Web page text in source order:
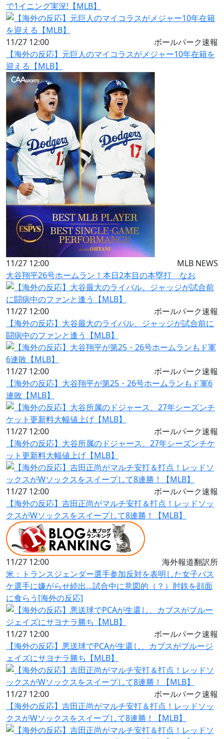
で1イニング実況!【MLB】
11/27 12:00
ボールパーク速報
【海外の反応】元巨人のマイコラスがメジャー10年在籍を
迎える【MLB】
11/27 12:00
MLB NEWS
大谷翔平26号ホームラン！本日2本目の本塁打 なお
11/27 12:00
ボールパーク速報
【海外の反応】大谷最大のライバル、ジャッジが試合前に
闘病中のファンと逢う【MLB】
11/27 12:00
ボールパーク速報
【海外の反応】大谷翔平が第25・26号ホームランもド軍6
連敗【MLB】
11/27 12:00
ボールパーク速報
【海外の反応】大谷所属のドジャース、27年シーズンチケ
ット更新料大幅値上げ【MLB】
11/27 12:00
ボールパーク速報
【海外の反応】吉田正尚がマルチ安打＆打点！レッドソッ
クスがWソックスをスイープして8連勝！【MLB】
11/27 12:00
海外報道翻訳所
米：トランスジェンダー選手参加反対を表明した女子バス
ケ選手に嫌がらせ続出…試合中に意図的（？）肘鉄を顔面
に食らう[海外の反応]
11/27 12:00
ボールパーク速報
【海外の反応】悪送球でPCAが生還し、カブスがブルージ
ェイズにサヨナラ勝ち【MLB】
11/27 12:00
ボールパーク速報
【海外の反応】吉田正尚がマルチ安打＆打点！レッドソッ
クスがWソックスをスイープして8連勝！【MLB】